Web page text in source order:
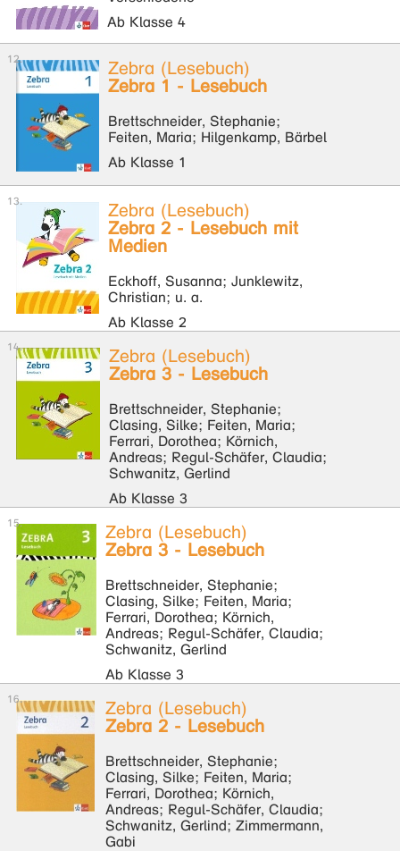
Ab Klasse 4
Zebra (Lesebuch)
Zebra 1 - Lesebuch
Brettschneider, Stephanie;
Feiten, Maria; Hilgenkamp, Bärbel
Ab Klasse 1
Zebra (Lesebuch)
Zebra 2 - Lesebuch mit
Medien
Eckhoff, Susanna; Junklewitz,
Christian; u. a.
Ab Klasse 2
Zebra (Lesebuch)
Zebra 3 - Lesebuch
Brettschneider, Stephanie;
Clasing, Silke; Feiten, Maria;
Ferrari, Dorothea; Körnich,
Andreas; Regul-Schäfer, Claudia;
Schwanitz, Gerlind
Ab Klasse 3
Zebra (Lesebuch)
Zebra 3 - Lesebuch
Brettschneider, Stephanie;
Clasing, Silke; Feiten, Maria;
Ferrari, Dorothea; Körnich,
Andreas; Regul-Schäfer, Claudia;
Schwanitz, Gerlind
Ab Klasse 3
Zebra (Lesebuch)
Zebra 2 - Lesebuch
Brettschneider, Stephanie;
Clasing, Silke; Feiten, Maria;
Ferrari, Dorothea; Körnich,
Andreas; Regul-Schäfer, Claudia;
Schwanitz, Gerlind; Zimmermann,
Gabi